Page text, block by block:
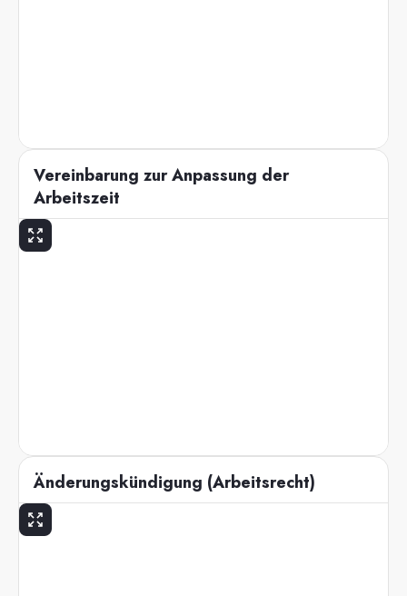
Vereinbarung zur Anpassung der
Arbeitszeit
Änderungskündigung (Arbeitsrecht)